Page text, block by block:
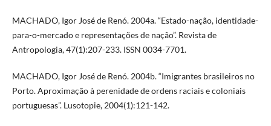
MACHADO, Igor José de Renó. 2004a. “Estado-nação, identidade-
para-o-mercado e representações de nação”. Revista de
Antropologia, 47(1):207-233. ISSN 0034-7701.
MACHADO, Igor José de Renó. 2004b. “Imigrantes brasileiros no
Porto. Aproximação à perenidade de ordens raciais e coloniais
portuguesas”. Lusotopie, 2004(1):121-142.